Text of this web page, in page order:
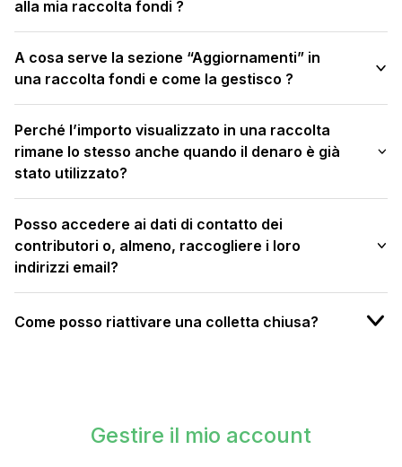
alla mia raccolta fondi ?
A cosa serve la sezione “Aggiornamenti” in
una raccolta fondi e come la gestisco ?
Perché l’importo visualizzato in una raccolta
rimane lo stesso anche quando il denaro è già
stato utilizzato?
Posso accedere ai dati di contatto dei
contributori o, almeno, raccogliere i loro
indirizzi email?
Come posso riattivare una colletta chiusa?
Gestire il mio account